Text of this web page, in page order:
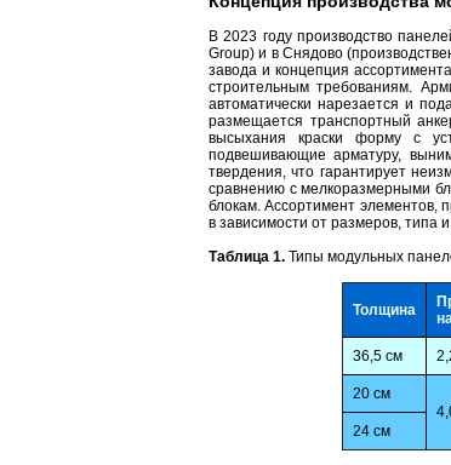
В 2023 году производство
Group) и в Снядово
завода и концепция
строительным требованиям.
автоматически нарезается и
размещается транспортный
высыхания краски форму с
подвешивающие арматуру,
твердения, что гарантирует
сравнению с мелкоразмерными
блокам. Ассортимент элементов,
в зависимости от размеров, типа
Таблица 1. Типы модульных
Толщина
36,5 см
20 см
24 см